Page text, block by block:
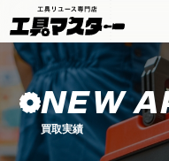
NEW
買取実績